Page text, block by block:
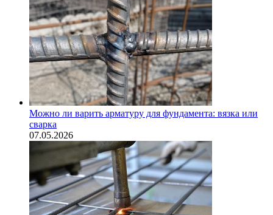
Можно ли варить арматуру для фундамента: вязка или
сварка
07.05.2026